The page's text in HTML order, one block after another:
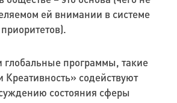
ей внимании в системе
программы, такие
Креативность» содействуют
состояния сферы